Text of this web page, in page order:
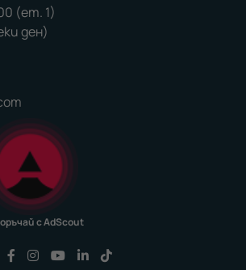
(ет. 1)
ден)
с AdScout
Последвайте ни във Facebook
Последвайте ни във Instagram
Последвайте ни във
Последвайте ни във